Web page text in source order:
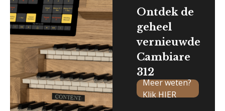
Ontdek de
geheel
vernieuwde
Cambiare
312
Meer weten?
Klik HIER